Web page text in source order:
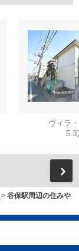
ヴィラ
5.3
> 谷保駅周辺の住みや